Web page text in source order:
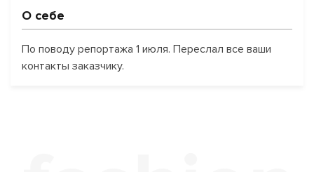
О себе
По поводу репортажа 1 июля. Переслал все ваши
контакты заказчику.